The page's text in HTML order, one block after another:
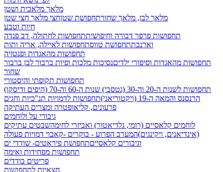
מלאך מלאכית ושטן
מלאך לבן, מלאך שחורתחפושת שטןחצי מלאך חצי שטן
חיות וטבע
תחפושות פרפר דבורה וחיפושיתתחפושות לחתולה, דב פנדה
וארנבתתחפושת טווסתחפושות לאיילה, אריה ותות
תחפושות מהאגדות ופנטזיה
תחפושות מהאגדות וסיפורי ילדיםנסיכות מלכות ופיות ברבור לבן ברבור
שחור
תחפושות תקופתי והיסטורי
תחפושות לשנות ה-20 וה-30 (גטסבי)
שנות ה-60 וה-70 (היפים ודיסקו)
הרנסנס והמאה ה-19 (ויקטוריאני)
תחפושות לדמויות תנ"כיות וחגים
פרעונים, קליאופטרה ומצרים העתיקה
גיבורי על ולוחמים
לוחמים קלאסיים (רומי, גלדיאטור) ואביזרי לחימהשבטים עתיקים
(אינדיאנים, ויקינגים)המערב הפרוע - בוקרים -קאבוי דמויות פעולה
וגיבורים קלאסייםתחפושת פיראטים- שודדי ים
תחפושות מפחידות ואימה
פריטים בודדים
חצאיות לתחפושות